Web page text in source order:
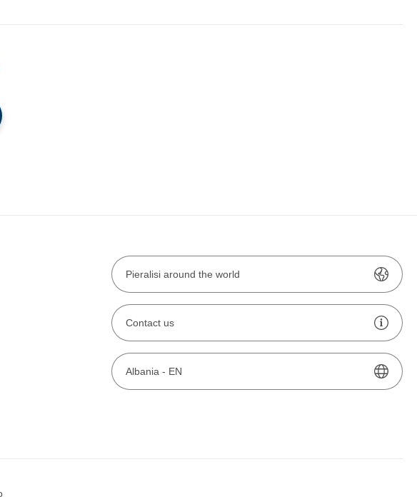
Pieralisi around the world
Contact us
Albania - EN